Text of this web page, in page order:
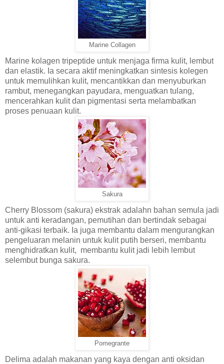
Marine Collagen
Marine kolagen tripeptide untuk menjaga firma kulit, lembut
dan elastik. Ia secara aktif meningkatkan sintesis kolegen
untuk memulihkan kulit, mencantikkan dan menyuburkan
rambut, menegangkan payudara, menguatkan tulang,
mencerahkan kulit dan pigmentasi serta melambatkan
proses penuaan kulit.
Sakura
Cherry Blossom (sakura) ekstrak adalahn bahan semula jadi
untuk anti keradangan, pemutihan dan bertindak sebagai
anti-gikasi terbaik. Ia juga membantu dalam mengurangkan
pengeluaran melanin untuk kulit putih berseri, membantu
menghidratkan kulit, membantu kulit jadi lebih lembut
selembut bunga sakura.
Pomegrante
Delima adalah makanan yang kaya dengan anti oksidan